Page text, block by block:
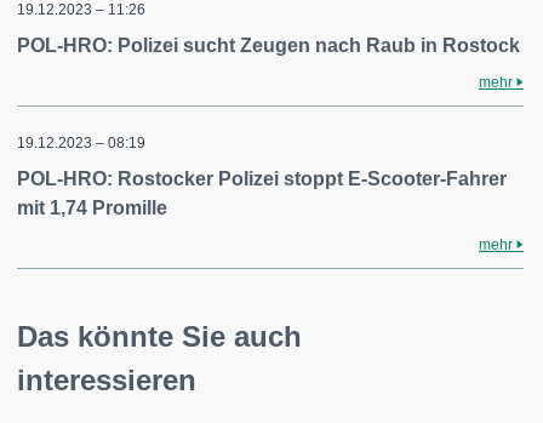
19.12.2023 – 11:26
POL-HRO: Polizei sucht Zeugen nach Raub in Rostock
mehr
19.12.2023 – 08:19
POL-HRO: Rostocker Polizei stoppt E-Scooter-Fahrer
mit 1,74 Promille
mehr
Das könnte Sie auch
interessieren